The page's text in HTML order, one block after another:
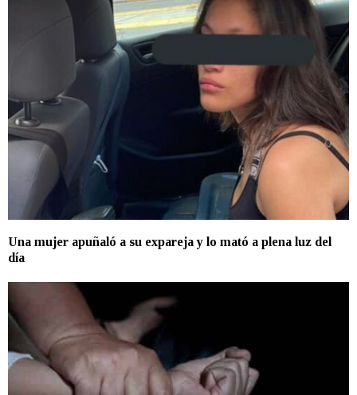
Una mujer apuñaló a su expareja y lo mató a plena luz del
día